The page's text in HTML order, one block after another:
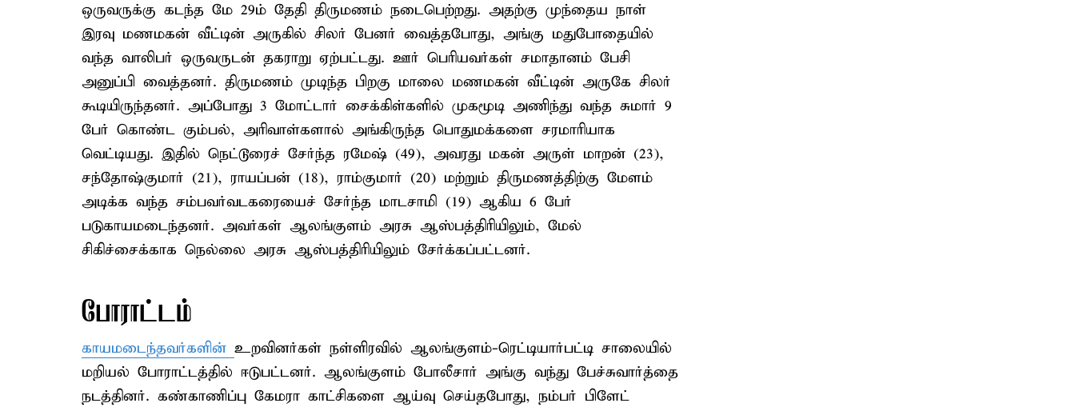
ஒருவருக்கு கடந்த மே 29ம் தேதி திருமணம் நடைபெற்றது. அதற்கு முந்தைய நாள்
இரவு மணமகன் வீட்டின் அருகில் சிலர் பேனர் வைத்தபோது, அங்கு மதுபோதையில்
வந்த வாலிபர் ஒருவருடன் தகராறு ஏற்பட்டது. ஊர் பெரியவர்கள் சமாதானம் பேசி
அனுப்பி வைத்தனர். திருமணம் முடிந்த பிறகு மாலை மணமகன் வீட்டின் அருகே சிலர்
கூடியிருந்தனர். அப்போது 3 மோட்டார் சைக்கிள்களில் முகமூடி அணிந்து வந்த சுமார் 9
பேர் கொண்ட கும்பல், அரிவாள்களால் அங்கிருந்த பொதுமக்களை சரமாரியாக
வெட்டியது. இதில் நெட்டூரைச் சேர்ந்த ரமேஷ் (49), அவரது மகன் அருள் மாறன் (23),
சந்தோஷ்குமார் (21), ராயப்பன் (18), ராம்குமார் (20) மற்றும் திருமணத்திற்கு மேளம்
அடிக்க வந்த சம்பவர்வடகரையைச் சேர்ந்த மாடசாமி (19) ஆகிய 6 பேர்
படுகாயமடைந்தனர். அவர்கள் ஆலங்குளம் அரசு ஆஸ்பத்திரியிலும், மேல்
சிகிச்சைக்காக நெல்லை அரசு ஆஸ்பத்திரியிலும் சேர்க்கப்பட்டனர்.
போராட்டம்
காயமடைந்தவர்களின் உறவினர்கள் நள்ளிரவில் ஆலங்குளம்-ரெட்டியார்பட்டி சாலையில்
மறியல் போராட்டத்தில் ஈடுபட்டனர். ஆலங்குளம் போலீசார் அங்கு வந்து பேச்சுவார்த்தை
நடத்தினர். கண்காணிப்பு கேமரா காட்சிகளை ஆய்வு செய்தபோது, நம்பர் பிளேட்